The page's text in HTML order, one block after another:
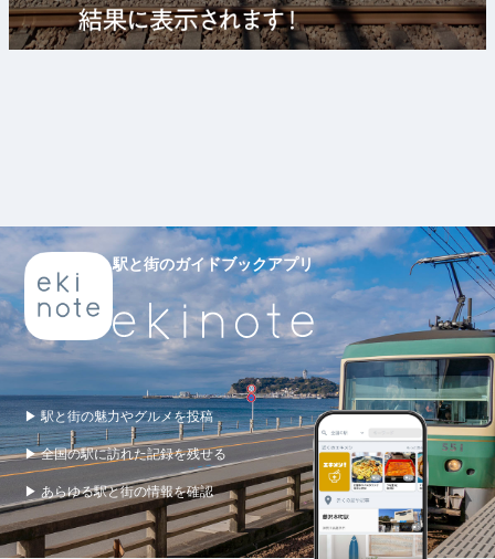
駅と街のガイドブックアプリ
▶ 駅と街の魅力やグルメを投稿
▶ 全国の駅に訪れた記録を残せる
▶ あらゆる駅と街の情報を確認